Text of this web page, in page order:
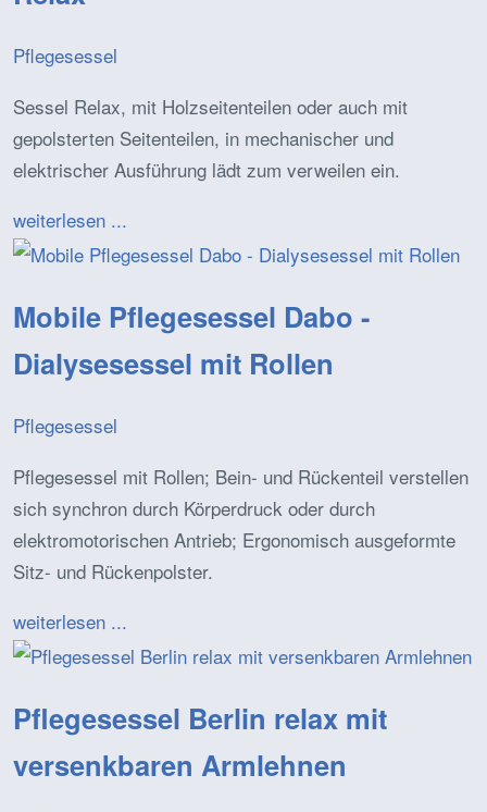
Pflegesessel
Sessel Relax, mit Holzseitenteilen oder auch mit
gepolsterten Seitenteilen, in mechanischer und
elektrischer Ausführung lädt zum verweilen ein.
weiterlesen ...
Mobile Pflegesessel Dabo -
Dialysesessel mit Rollen
Pflegesessel
Pflegesessel mit Rollen; Bein- und Rückenteil verstellen
sich synchron durch Körperdruck oder durch
elektromotorischen Antrieb; Ergonomisch ausgeformte
Sitz- und Rückenpolster.
weiterlesen ...
Pflegesessel Berlin relax mit
versenkbaren Armlehnen